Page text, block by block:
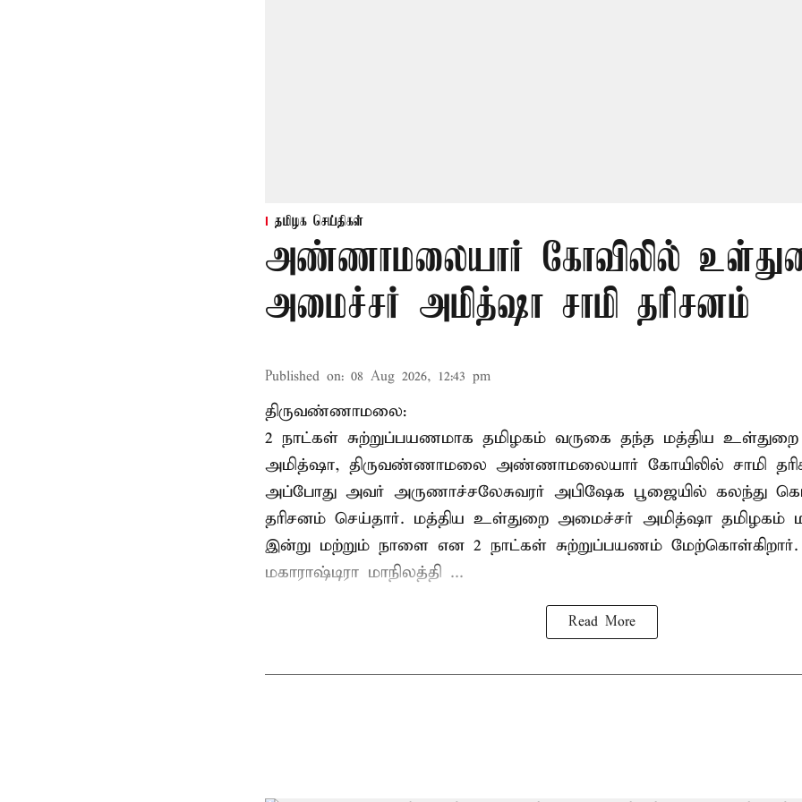
தமிழக செய்திகள்
அண்ணாமலையார் கோவிலில்
அமைச்சர் அமித்ஷா சாமி தரிசனம்
Published on: 08 Aug 2026, 12:43 pm
திருவண்ணாமலை:
2 நாட்கள் சுற்றுப்பயணமாக தமிழகம் வருகை தந்த மத்திய
அமித்ஷா, திருவண்ணாமலை அண்ணாமலையார் கோயிலில் சாமி
அப்போது அவர் அருணாச்சலேசுவரர் அபிஷேக பூஜையில் கலந்து
தரிசனம் செய்தார். மத்திய உள்துறை அமைச்சர் அமித்ஷா தமிழகம்
இன்று மற்றும் நாளை என 2 நாட்கள் சுற்றுப்பயணம்
மகாராஷ்டிரா மாநிலத்தி ...
Read More